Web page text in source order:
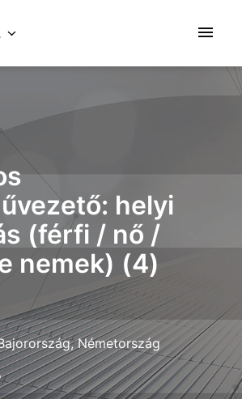
helyi
(férfi / nő /
nemek) (4)
, Németország